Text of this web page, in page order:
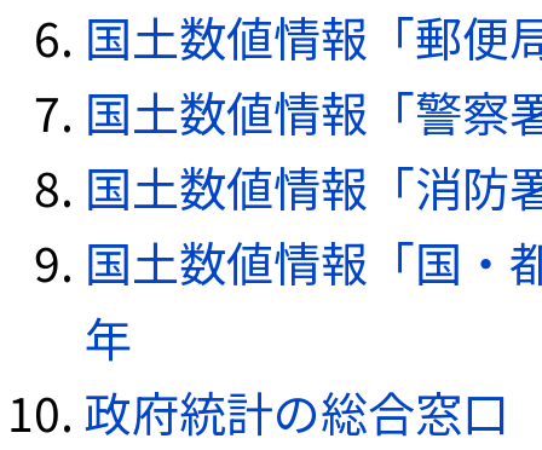
国土数値情報「郵便
国土数値情報「警察
国土数値情報「消防
国土数値情報「国・
年
政府統計の総合窓口